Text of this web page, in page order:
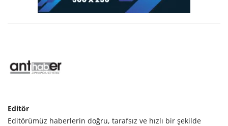
Editör
Editörümüz haberlerin doğru, tarafsız ve hızlı bir şekilde